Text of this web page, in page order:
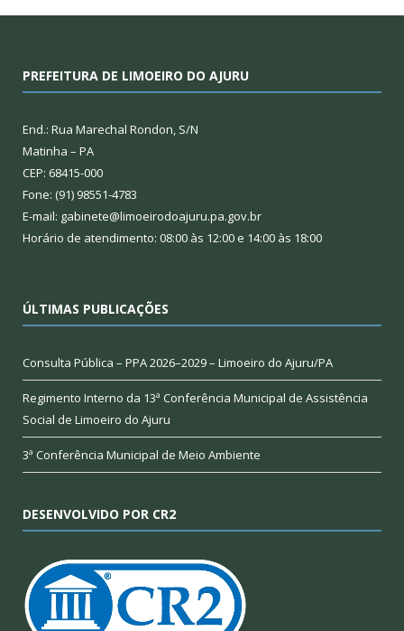
PREFEITURA DE LIMOEIRO DO AJURU
End.: Rua Marechal Rondon, S/N
Matinha – PA
CEP: 68415-000
Fone: (91) 98551-4783
E-mail: gabinete@limoeirodoajuru.pa.gov.br
Horário de atendimento: 08:00 às 12:00 e 14:00 às 18:00
ÚLTIMAS PUBLICAÇÕES
Consulta Pública – PPA 2026–2029 – Limoeiro do Ajuru/PA
Regimento Interno da 13ª Conferência Municipal de Assistência
Social de Limoeiro do Ajuru
3ª Conferência Municipal de Meio Ambiente
DESENVOLVIDO POR CR2